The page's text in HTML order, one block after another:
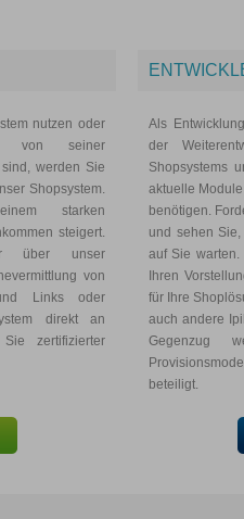
nutzen oder
von seiner
werden Sie
Shopsystem.
starken
steigert.
über unser
von
Links oder
direkt an
zertifizierter
Als
der
Shopsystems
aktuelle
benötigen.
und sehen
auf Sie
Ihren
für Ihre
auch andere
Gegenzug
beteiligt.